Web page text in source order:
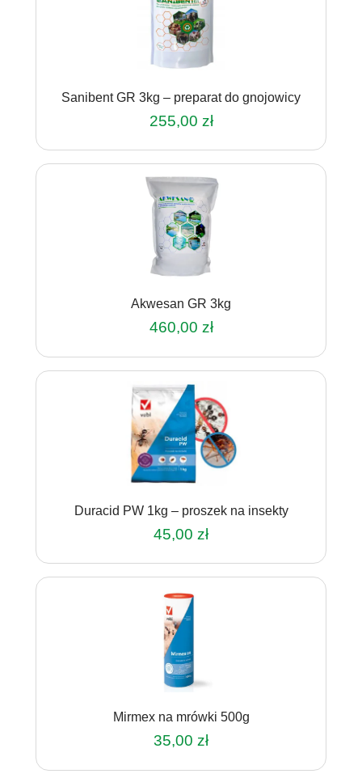
Sanibent GR 3kg – preparat do gnojowicy
255,00 zł
Akwesan GR 3kg
460,00 zł
Duracid PW 1kg – proszek na insekty
45,00 zł
Mirmex na mrówki 500g
35,00 zł